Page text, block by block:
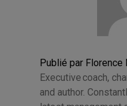
Publié par Florence
Executive coach,
and author.